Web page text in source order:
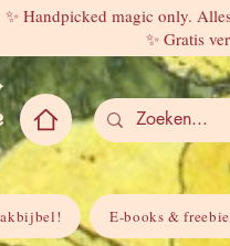
✨ Handpicked magic only.
✨ Gratis
E-books &